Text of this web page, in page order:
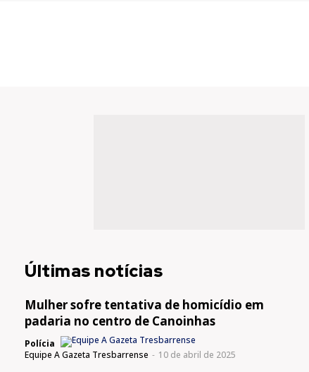
Últimas notícias
Mulher sofre tentativa de homicídio em
padaria no centro de Canoinhas
Polícia
Equipe A Gazeta Tresbarrense - 10 de abril de 2025